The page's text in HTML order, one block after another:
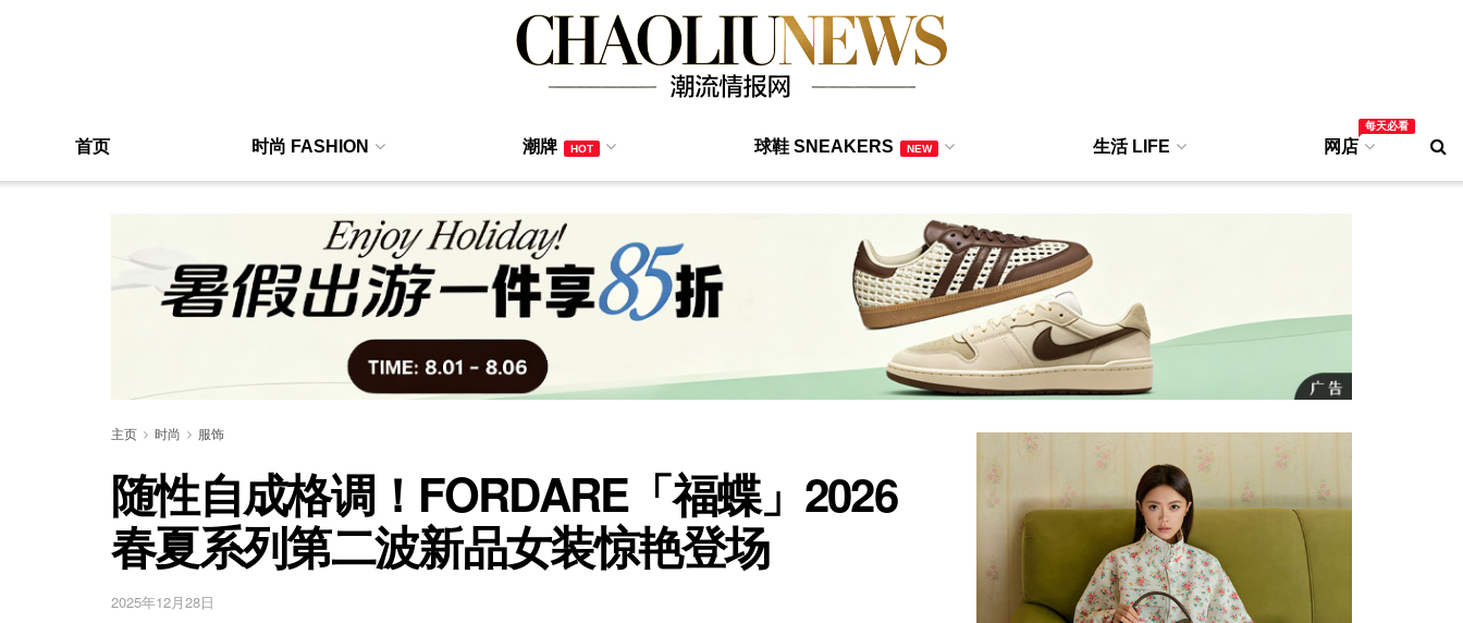
首页 时尚 FASHION 潮牌 HOT 球鞋 SNEAKERS NEW 生活 LIFE 网店
每天必看
主页 时尚 服饰
随性自成格调！FORDARE「福蝶」2026
春夏系列第二波新品女装惊艳登场
2025年12月28日